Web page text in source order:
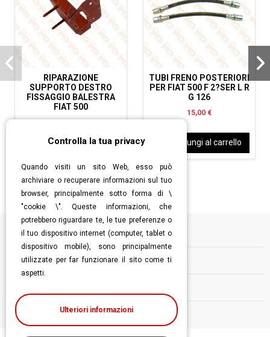
RIPARAZIONE
SUPPORTO DESTRO
FISSAGGIO BALESTRA
FIAT 500
Aggiungi al carrello
TUBI FRENO POSTERIORI
PER FIAT 500 F 2?SER L R
G 126
15,00 €
Aggiungi al carrello
Informazioni
Follow us
Controlla la tua privacy
Quando visiti un sito Web, esso può
archiviare o recuperare informazioni sul tuo
browser, principalmente sotto forma di \
"cookie \". Queste informazioni, che
potrebbero riguardare te, le tue preferenze o
il tuo dispositivo internet (computer, tablet o
dispositivo mobile), sono principalmente
utilizzate per far funzionare il sito come ti
aspetti.
Ulteriori informazioni